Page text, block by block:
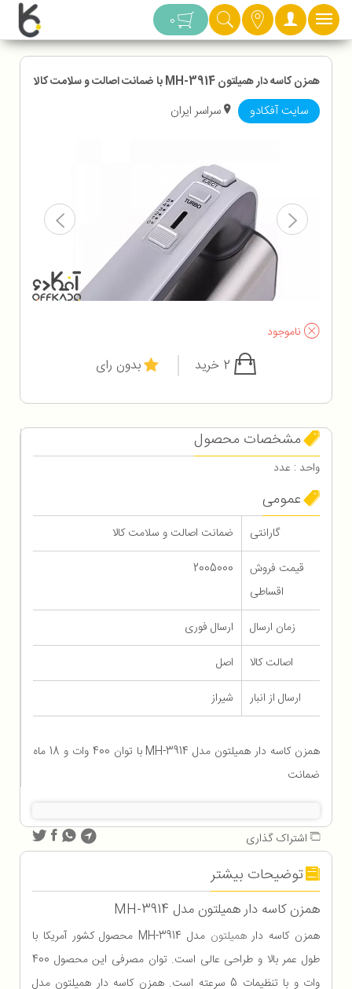
دسته بندی 0
همزن کاسه دار همیلتون MH-3914 با ضمانت اصالت و سلامت کالا
سایت آفکادو سراسر ایران
ناموجود
بدون رای
مشخصات محصول
واحد : عدد
عمومی
گارانتی
ضمانت اصالت و سلامت کالا
قیمت فروش
اقساطی
2005000
زمان ارسال
ارسال فوری
اصالت کالا
اصل
ارسال از انبار
شیراز
همزن کاسه دار همیلتون مدل MH-3914 با توان 400 وات و 18 ماه
ضمانت
اشتراک گذاری
توضیحات بیشتر
همزن کاسه دار همیلتون مدل MH-3914
همزن کاسه دارهمیلتون
مدل MH-3914 محصول کشور آمریکا با
طول عمر بالا و طراحی عالی است. توان مصرفی این محصول 400
وات و با تنظیمات 5 سرعته است. همزن کاسه دار همیلتون مدل